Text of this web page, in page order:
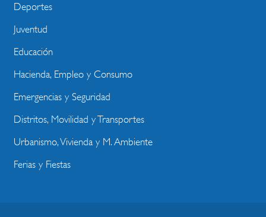
Deportes
Juventud
Educación
Hacienda, Empleo y Consumo
Emergencias y Seguridad
Distritos, Movilidad y Transportes
Urbanismo, Vivienda y M. Ambiente
Ferias y Fiestas